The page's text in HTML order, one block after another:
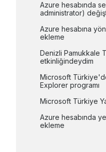
Azure hesabında
administrator)
Azure hesabına
ekleme
Denizli Pamukkale
etkinliğindeydim
Microsoft
Explorer programı
Microsoft Türkiye
Azure hesabında
ekleme